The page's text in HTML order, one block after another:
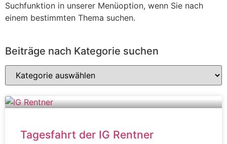
Suchfunktion in unserer Menüoption, wenn Sie nach
einem bestimmten Thema suchen.
Beiträge nach Kategorie suchen
Tagesfahrt der IG Rentner